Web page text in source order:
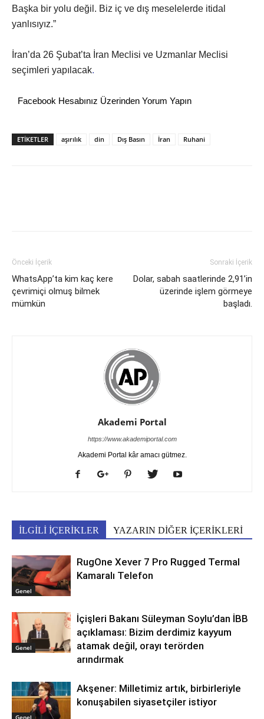
Başka bir yolu değil. Biz iç ve dış meselelerde itidal
yanlısıyız.”
İran’da 26 Şubat’ta İran Meclisi ve Uzmanlar Meclisi
seçimleri yapılacak.
Facebook Hesabınız Üzerinden Yorum Yapın
ETİKETLER aşırılık din Dış Basın İran Ruhani
Önceki İçerik
WhatsApp’ta kim kaç kere
çevrimiçi olmuş bilmek
mümkün
Sonraki İçerik
Dolar, sabah saatlerinde 2,91’in
üzerinde işlem görmeye
başladı.
Akademi Portal
https://www.akademiportal.com
Akademi Portal kâr amacı gütmez.
İLGİLİ İÇERİKLER YAZARIN DİĞER İÇERİKLERİ
Genel
RugOne Xever 7 Pro Rugged Termal
Kamaralı Telefon
Genel
İçişleri Bakanı Süleyman Soylu’dan İBB
açıklaması: Bizim derdimiz kayyum
atamak değil, orayı terörden
arındırmak
Genel
Akşener: Milletimiz artık, birbirleriyle
konuşabilen siyasetçiler istiyor